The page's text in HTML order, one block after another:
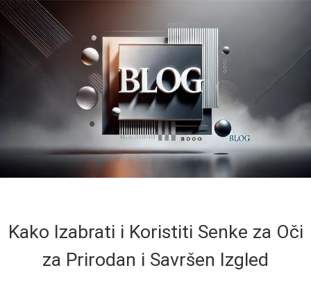
Kako Izabrati i Koristiti Senke za Oči
za Prirodan i Savršen Izgled